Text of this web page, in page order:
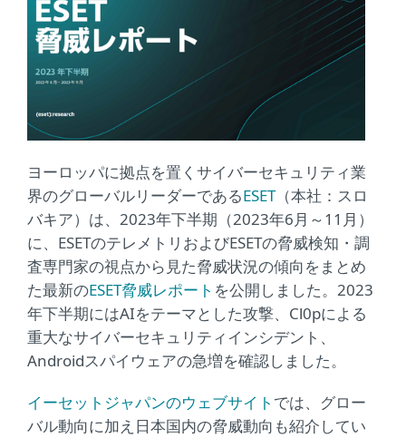
ヨーロッパに拠点を置くサイバーセキュリティ業
界のグローバルリーダーであるESET（本社：スロ
バキア）は、2023年下半期（2023年6月～11月）
に、ESETのテレメトリおよびESETの脅威検知・調
査専門家の視点から見た脅威状況の傾向をまとめ
た最新のESET脅威レポート を公開しました。2023
年下半期にはAIをテーマとした攻撃、Cl0pによる
重大なサイバーセキュリティインシデント、
Androidスパイウェアの急増を確認しました。
イーセットジャパンのウェブサイト では、グロー
バル動向に加え日本国内の脅威動向も紹介してい